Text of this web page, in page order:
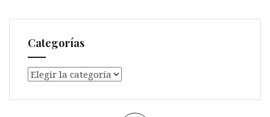
Categorías
Categorías